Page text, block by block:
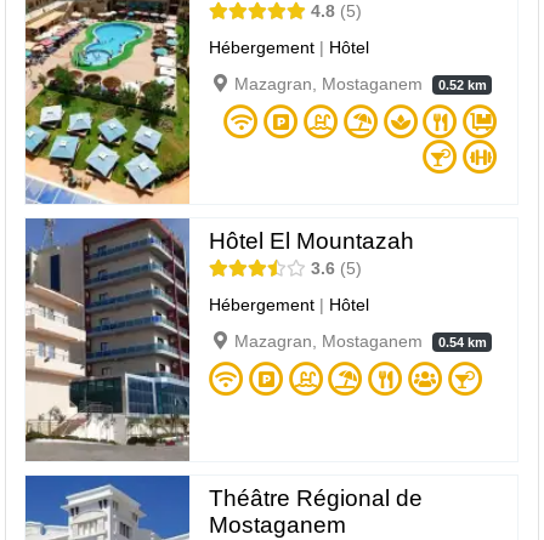
4.8
5
Hébergement | Hôtel
Mazagran, Mostaganem
0.52 km
Hôtel El Mountazah
3.6
5
Hébergement | Hôtel
Mazagran, Mostaganem
0.54 km
Théâtre Régional de
Mostaganem